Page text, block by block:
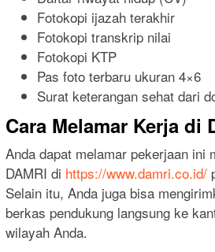
Fotokopi ijazah terakhir
Fotokopi transkrip nilai
Fotokopi KTP
Pas foto terbaru ukuran 4×6
Surat keterangan sehat dari
Cara Melamar Kerja di
Anda dapat melamar pekerjaan ini
DAMRI di https://www.damri.co.id/
Selain itu, Anda juga bisa
berkas pendukung langsung ke
wilayah Anda.